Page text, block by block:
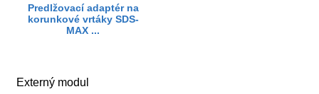
Predlžovací adaptér na
korunkové vrtáky SDS-
MAX ...
Externý modul